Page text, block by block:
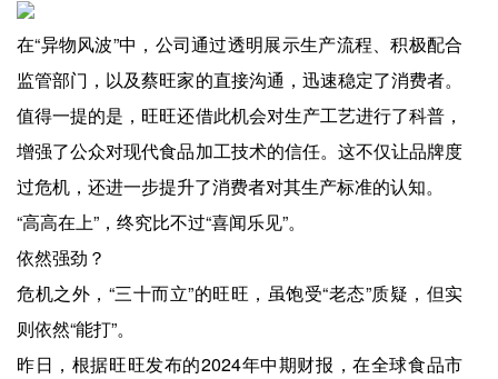
在“异物风波”中，公司通过透明展示生产流程、积极配合
监管部门，以及蔡旺家的直接沟通，迅速稳定了消费者。
值得一提的是，旺旺还借此机会对生产工艺进行了科普，
增强了公众对现代食品加工技术的信任。这不仅让品牌度
过危机，还进一步提升了消费者对其生产标准的认知。
“高高在上”，终究比不过“喜闻乐见”。
依然强劲？
危机之外，“三十而立”的旺旺，虽饱受“老态”质疑，但实
则依然“能打”。
昨日，根据旺旺发布的2024年中期财报，在全球食品市